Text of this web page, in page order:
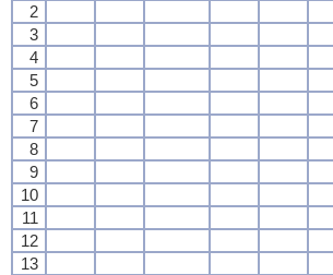
2
3
4
5
6
7
8
9
10
11
12
13